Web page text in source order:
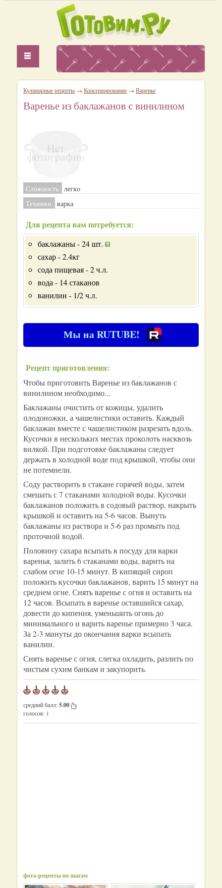
Кулинарные рецепты → Консервирование → Варенье
Варенье из баклажанов с винилином
Сложность: легкo
Техники: варка
Для рецепта вам потребуется:
баклажаны - 24 шт.
сахар - 2.4кг
сода пищевая - 2 ч.л.
вода - 14 стаканов
ванилин - 1/2 ч.л.
Мы на RUTUBE!
Рецепт приготовления:
Чтобы приготовить Варенье из баклажанов с
винилином необходимо...
Баклажаны очистить от кожицы, удалить
плодоножки, а чашелистики оставить. Каждый
баклажан вместе с чашелистиком разрезать вдоль.
Кусочки в нескольких местах проколоть насквозь
вилкой. При подготовке баклажаны следует
держать в холодной воде под крышкой, чтобы они
не потемнели.
Соду растворить в стакане горячей воды, затем
смешать с 7 стаканами холодной воды. Кусочки
баклажанов положить в содовый раствор, накрыть
крышкой и оставить на 5-6 часов. Вынуть
баклажаны из раствора и 5-6 раз промыть под
проточной водой.
Половину сахара всыпать в посуду для варки
варенья, залить 6 стаканами воды, варить на
слабом огне 10-15 минут. В кипящий сироп
положить кусочки баклажанов, варить 15 минут на
среднем огне. Снять варенье с огня и оставить на
12 часов. Всыпать в варенье оставшийся сахар,
довести до кипения, уменьшить огонь до
минимального и варить варенье примерно 3 часа.
За 2-3 минуты до окончания варки всыпать
ванилин.
Снять варенье с огня, слегка охладить, разлить по
чистым сухим банкам и закупорить.
средний балл:5.00
голосов: 1
фото-рецепты по шагам